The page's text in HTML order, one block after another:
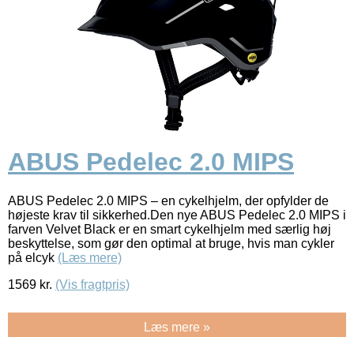
ABUS Pedelec 2.0 MIPS
ABUS Pedelec 2.0 MIPS – en cykelhjelm, der opfylder de
højeste krav til sikkerhed.Den nye ABUS Pedelec 2.0 MIPS i
farven Velvet Black er en smart cykelhjelm med særlig høj
beskyttelse, som gør den optimal at bruge, hvis man cykler
på elcyk (Læs mere)
1569 kr. (Vis fragtpris)
Læs mere »